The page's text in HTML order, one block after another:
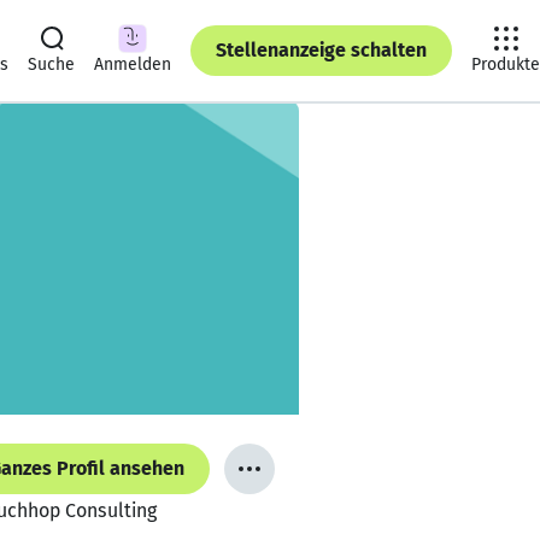
Suche Anmelden
Stellenanzeige schalten
Produkte
Profil ansehen
Consulting